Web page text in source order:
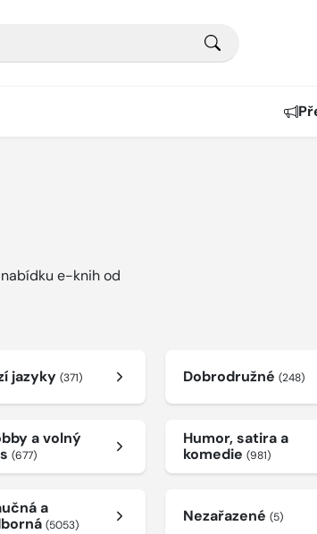
e-knih od
jazyky (371) Dobrodružné(248)
a volný
(677)
Humor, satira a
komedie(981)
a
(5053) Nezařazené(5)